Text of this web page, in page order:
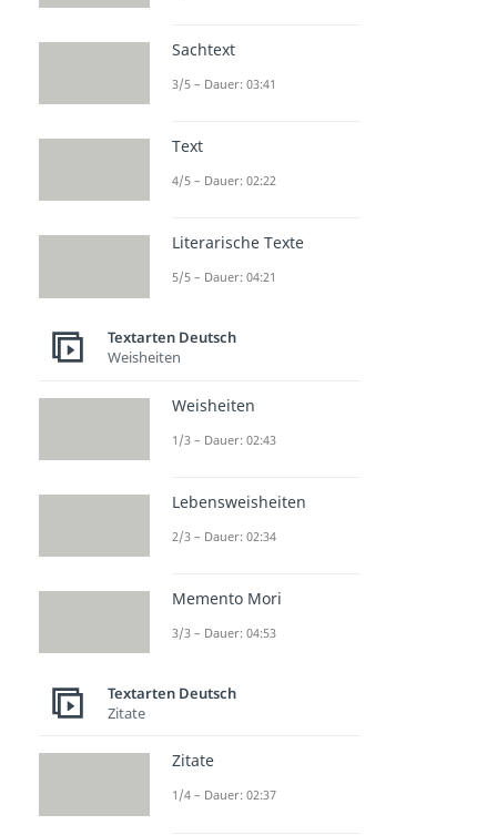
Sachtext
3/5 – Dauer: 03:41
Text
4/5 – Dauer: 02:22
Literarische Texte
5/5 – Dauer: 04:21
Textarten Deutsch
Weisheiten
Weisheiten
1/3 – Dauer: 02:43
Lebensweisheiten
2/3 – Dauer: 02:34
Memento Mori
3/3 – Dauer: 04:53
Textarten Deutsch
Zitate
Zitate
1/4 – Dauer: 02:37